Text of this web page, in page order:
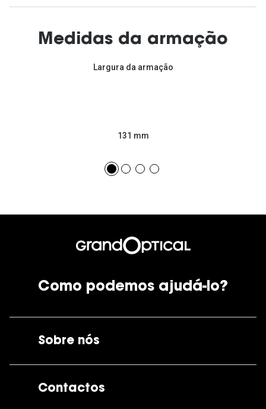
Medidas da armação
Largura da armação
131 mm
Como podemos ajudá-lo?
Sobre nós
Contactos